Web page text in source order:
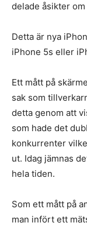
delade åsikter
Detta är nya
iPhone 5s eller
Ett mått på
sak som
detta genom att
som hade det
konkurrenter
ut. Idag jämnas
hela tiden.
Som ett mått på
man infört ett